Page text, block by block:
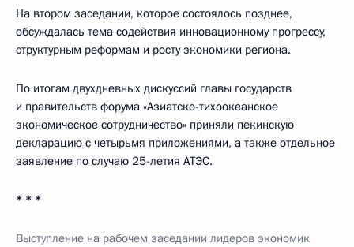
На втором заседании, которое состоялось позднее,
обсуждалась тема содействия инновационному прогрессу,
структурным реформам и росту экономики региона.
По итогам двухдневных дискуссий главы государств
и правительств форума «Азиатско-тихоокеанское
экономическое сотрудничество» приняли пекинскую
декларацию с четырьмя приложениями, а также отдельное
заявление по случаю 25-летия АТЭС.
* * *
Выступление на рабочем заседании лидеров экономик